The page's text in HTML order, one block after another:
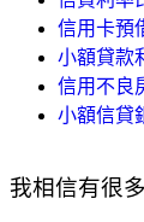
信用卡預
小額貸款
信用不良
小額信貸
我相信有很